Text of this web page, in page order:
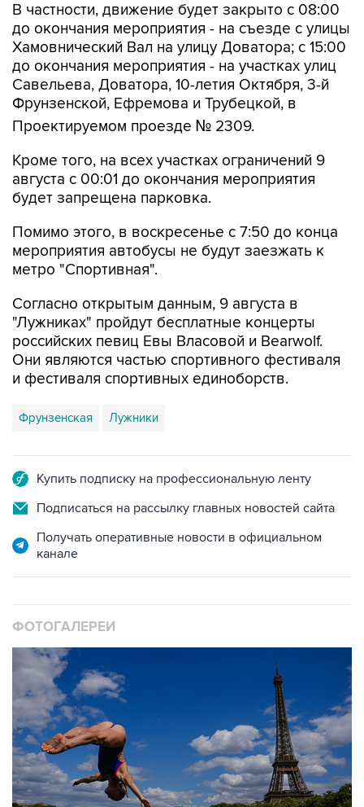
В частности, движение будет закрыто с 08:00
до окончания мероприятия - на съезде с улицы
Хамовнический Вал на улицу Доватора; с 15:00
до окончания мероприятия - на участках улиц
Савельева, Доватора, 10-летия Октября, 3-й
Фрунзенской, Ефремова и Трубецкой, в
Проектируемом проезде № 2309.
Кроме того, на всех участках ограничений 9
августа с 00:01 до окончания мероприятия
будет запрещена парковка.
Помимо этого, в воскресенье с 7:50 до конца
мероприятия автобусы не будут заезжать к
метро "Спортивная".
Согласно открытым данным, 9 августа в
"Лужниках" пройдут бесплатные концерты
российских певиц Евы Власовой и Bearwolf.
Они являются частью спортивного фестиваля
и фестиваля спортивных единоборств.
Фрунзенская Лужники
Купить подписку на профессиональную ленту
Подписаться на рассылку главных новостей сайта
Получать оперативные новости в официальном
канале
ФОТОГАЛЕРЕИ